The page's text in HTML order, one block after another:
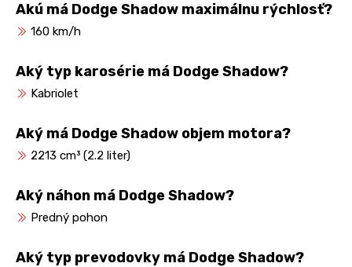
Akú má Dodge Shadow maximálnu rýchlosť?
160 km/h
Aký typ karosérie má Dodge Shadow?
Kabriolet
Aký má Dodge Shadow objem motora?
2213 cm³ (2.2 liter)
Aký náhon má Dodge Shadow?
Predný pohon
Aký typ prevodovky má Dodge Shadow?